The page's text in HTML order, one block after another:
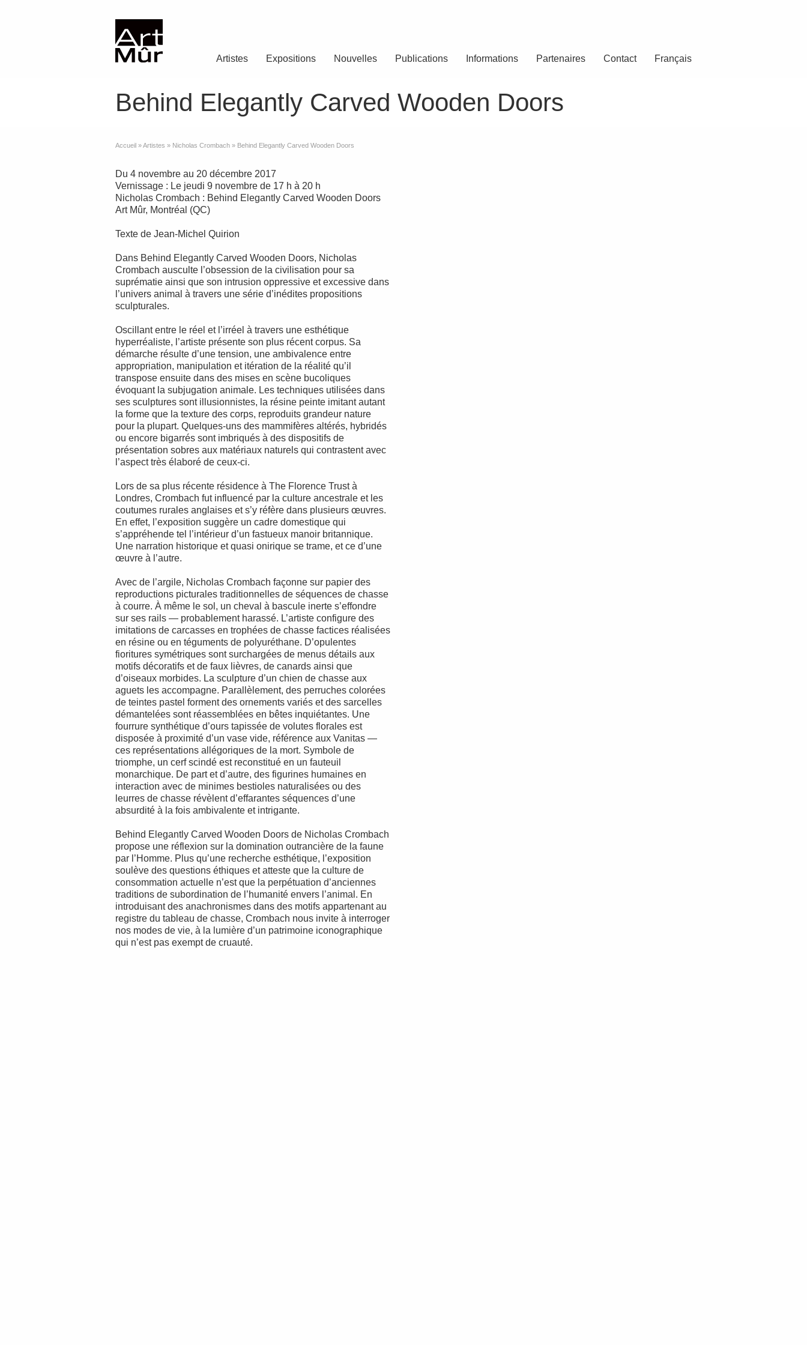
Artistes Expositions Nouvelles Publications Informations Partenaires Contact Français
Behind Elegantly Carved Wooden Doors
Accueil »Artistes » Nicholas Crombach » Behind Elegantly Carved Wooden Doors
Du 4 novembre au 20 décembre 2017
Vernissage : Le jeudi 9 novembre de 17 h à 20 h
Nicholas Crombach : Behind Elegantly Carved Wooden Doors
Art Mûr, Montréal (QC)
Texte de Jean-Michel Quirion
Dans Behind Elegantly Carved Wooden Doors, Nicholas
Crombach ausculte l’obsession de la civilisation pour sa
suprématie ainsi que son intrusion oppressive et excessive dans
l’univers animal à travers une série d’inédites propositions
sculpturales.
Oscillant entre le réel et l’irréel à travers une esthétique
hyperréaliste, l’artiste présente son plus récent corpus. Sa
démarche résulte d’une tension, une ambivalence entre
appropriation, manipulation et itération de la réalité qu’il
transpose ensuite dans des mises en scène bucoliques
évoquant la subjugation animale. Les techniques utilisées dans
ses sculptures sont illusionnistes, la résine peinte imitant autant
la forme que la texture des corps, reproduits grandeur nature
pour la plupart. Quelques-uns des mammifères altérés, hybridés
ou encore bigarrés sont imbriqués à des dispositifs de
présentation sobres aux matériaux naturels qui contrastent avec
l’aspect très élaboré de ceux-ci.
Lors de sa plus récente résidence à The Florence Trust à
Londres, Crombach fut influencé par la culture ancestrale et les
coutumes rurales anglaises et s’y réfère dans plusieurs œuvres.
En effet, l’exposition suggère un cadre domestique qui
s’appréhende tel l’intérieur d’un fastueux manoir britannique.
Une narration historique et quasi onirique se trame, et ce d’une
œuvre à l’autre.
Avec de l’argile, Nicholas Crombach façonne sur papier des
reproductions picturales traditionnelles de séquences de chasse
à courre. À même le sol, un cheval à bascule inerte s’effondre
sur ses rails — probablement harassé. L’artiste configure des
imitations de carcasses en trophées de chasse factices réalisées
en résine ou en téguments de polyuréthane. D’opulentes
fioritures symétriques sont surchargées de menus détails aux
motifs décoratifs et de faux lièvres, de canards ainsi que
d’oiseaux morbides. La sculpture d’un chien de chasse aux
aguets les accompagne. Parallèlement, des perruches colorées
de teintes pastel forment des ornements variés et des sarcelles
démantelées sont réassemblées en bêtes inquiétantes. Une
fourrure synthétique d’ours tapissée de volutes florales est
disposée à proximité d’un vase vide, référence aux Vanitas —
ces représentations allégoriques de la mort. Symbole de
triomphe, un cerf scindé est reconstitué en un fauteuil
monarchique. De part et d’autre, des figurines humaines en
interaction avec de minimes bestioles naturalisées ou des
leurres de chasse révèlent d’effarantes séquences d’une
absurdité à la fois ambivalente et intrigante.
Behind Elegantly Carved Wooden Doors de Nicholas Crombach
propose une réflexion sur la domination outrancière de la faune
par l’Homme. Plus qu’une recherche esthétique, l’exposition
soulève des questions éthiques et atteste que la culture de
consommation actuelle n’est que la perpétuation d’anciennes
traditions de subordination de l’humanité envers l’animal. En
introduisant des anachronismes dans des motifs appartenant au
registre du tableau de chasse, Crombach nous invite à interroger
nos modes de vie, à la lumière d’un patrimoine iconographique
qui n’est pas exempt de cruauté.